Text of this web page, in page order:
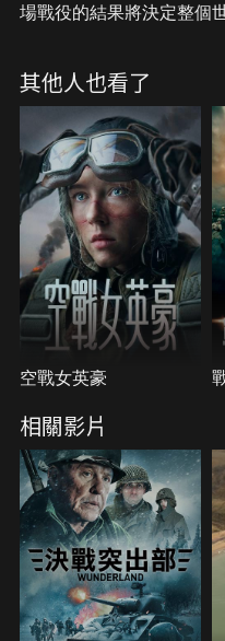
場戰役的結果將決定整個
法規定，他的行為已經構
時的離開，他將面臨死刑
太嚴苛，但戰爭機器的齒
又是否會頒佈呢？
其他人也看了
空戰女英豪
相關影片